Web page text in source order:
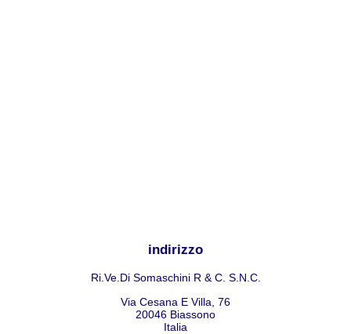
indirizzo
Ri.Ve.Di Somaschini R & C. S.N.C.
Via Cesana E Villa, 76
20046 Biassono
Italia